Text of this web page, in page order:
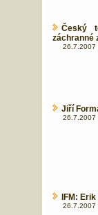
Český
záchranné
26.7.2007
Jiří
26.7.2007
IFM:
26.7.2007